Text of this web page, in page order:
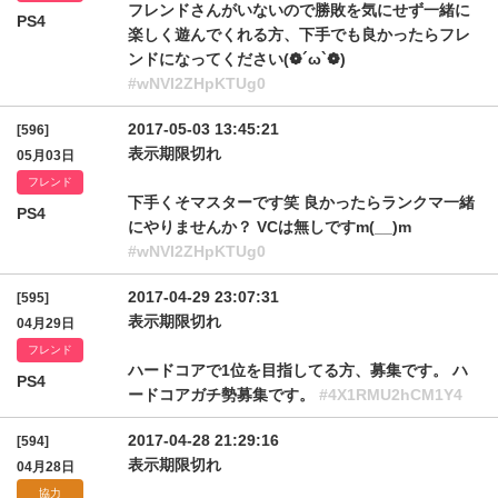
PS4
フレンドさんがいないので勝敗を気にせず一緒に
楽しく遊んでくれる方、下手でも良かったらフレ
ンドになってください(❁´ω`❁)
#wNVI2ZHpKTUg0
[596]
05月03日
フレンド
PS4
2017-05-03 13:45:21
表示期限切れ
下手くそマスターです笑 良かったらランクマ一緒
にやりませんか？ VCは無しですm(__)m
#wNVI2ZHpKTUg0
[595]
04月29日
フレンド
PS4
2017-04-29 23:07:31
表示期限切れ
ハードコアで1位を目指してる方、募集です。 ハ
ードコアガチ勢募集です。 #4X1RMU2hCM1Y4
[594]
04月28日
協力
2017-04-28 21:29:16
表示期限切れ